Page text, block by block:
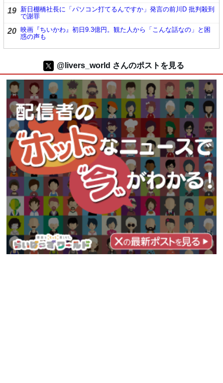
19 新日棚橋社長に「パソコン打てるんですか」発言の前川D 批判殺到
で謝罪
20 映画『ちいかわ』初日9.3億円。観た人から「こんな話なの」と困
惑の声も
@livers_world さんのポストを見る